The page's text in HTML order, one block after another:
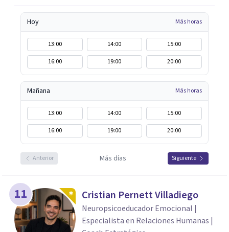
Hoy Más horas
13:00 14:00
15:00
16:00
19:00 20:00
Mañana Más horas
13:00 14:00
15:00
16:00
19:00 20:00
Anterior Más días Siguiente
11 Cristian Pernett Villadiego
Neuropsicoeducador Emocional |
Especialista en Relaciones Humanas |